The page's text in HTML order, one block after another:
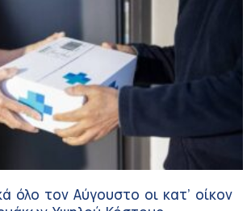
όλο τον Αύγουστο οι κατ’ οίκον